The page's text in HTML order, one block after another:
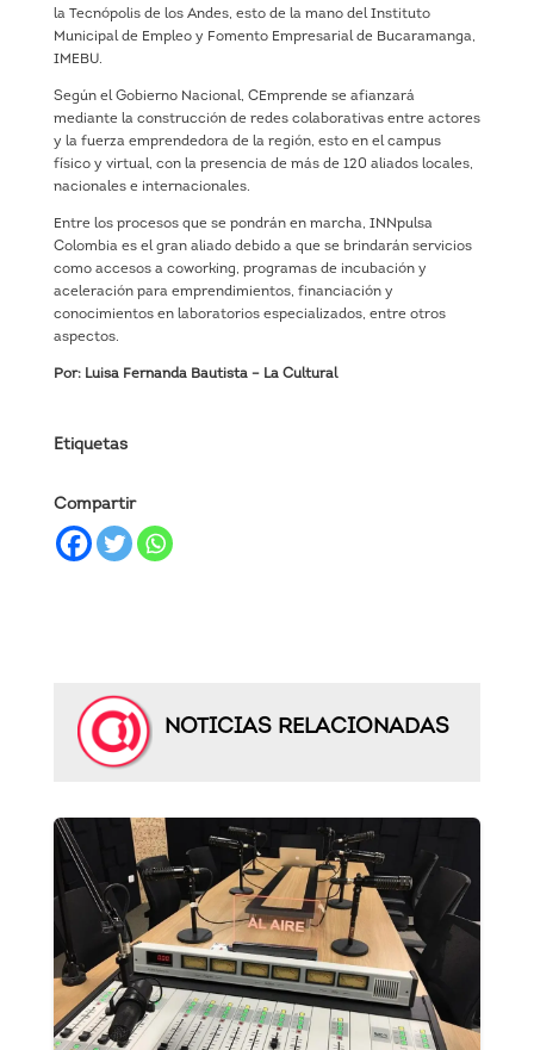
la Tecnópolis de los Andes, esto de la mano del Instituto
Municipal de Empleo y Fomento Empresarial de Bucaramanga,
IMEBU.
Según el Gobierno Nacional, CEmprende se afianzará
mediante la construcción de redes colaborativas entre actores
y la fuerza emprendedora de la región, esto en el campus
físico y virtual, con la presencia de más de 120 aliados locales,
nacionales e internacionales.
Entre los procesos que se pondrán en marcha, INNpulsa
Colombia es el gran aliado debido a que se brindarán servicios
como accesos a coworking, programas de incubación y
aceleración para emprendimientos, financiación y
conocimientos en laboratorios especializados, entre otros
aspectos.
Por: Luisa Fernanda Bautista – La Cultural
Etiquetas
Compartir
NOTICIAS RELACIONADAS